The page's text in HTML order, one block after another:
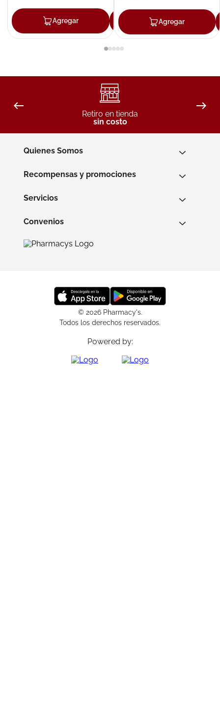
Agregar Agregar
Agregar
Retiro en tienda
sin costo
Quienes Somos
Recompensas y promociones
Servicios
Convenios
© 2026 Pharmacy's.
Todos los derechos reservados.
Powered by: